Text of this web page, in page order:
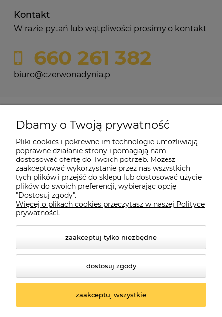
Kontakt
W razie pytań lub wątpliwości prosimy o kontakt
660 261 382
biuro@czerwonadynia.pl
Moje konto
O firmie
Czerwona Dynia|ul. Konarskiego 9a| 66-200 Świebodzin |
Dbamy o Twoją prywatność
Pliki cookies i pokrewne im technologie umożliwiają
poprawne działanie strony i pomagają nam
dostosować ofertę do Twoich potrzeb. Możesz
zaakceptować wykorzystanie przez nas wszystkich
tych plików i przejść do sklepu lub dostosować użycie
plików do swoich preferencji, wybierając opcję
"Dostosuj zgody".
Więcej o plikach cookies przeczytasz w naszej Polityce
prywatności.
zaakceptuj tylko niezbędne
dostosuj zgody
zaakceptuj wszystkie